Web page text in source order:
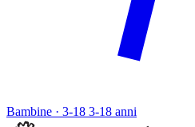
Bambine · 3-18 3-18 anni